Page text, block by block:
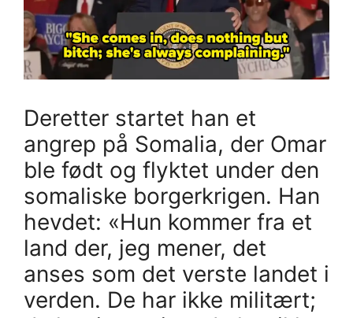
Deretter startet han et
angrep på Somalia, der Omar
ble født og flyktet under den
somaliske borgerkrigen. Han
hevdet: «Hun kommer fra et
land der, jeg mener, det
anses som det verste landet i
verden. De har ikke militært;